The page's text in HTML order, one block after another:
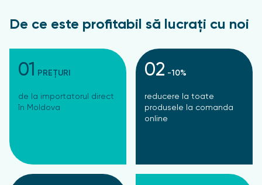
De ce este profitabil să lucrați cu noi
01 PREȚURI
de la importatorul direct
în Moldova
02 -10%
reducere la toate
produsele la comanda
online